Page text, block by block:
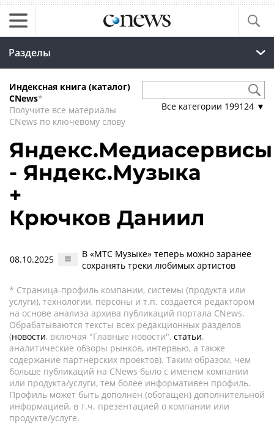
Разделы
Индексная книга (каталог)
CNews*
Получите все материалы
CNews по ключевому слову
Все категории 199124 ▼
Яндекс.Медиасервисы
- Яндекс.Музыка
+
Крючков Даниил
08.10.2025
В «МТС Музыке» теперь можно заранее
сохранять треки любимых артистов
* Страница-профиль компании, системы (продукта или
услуги), технологии, персоны и т.п. создается редактором
на основе анализа архива публикаций портала CNews.
Обрабатываются тексты всех редакционных разделов
(новости, включая "Главные новости", статьи,
аналитические обзоры рынков, интервью, а также
содержание партнёрских проектов). Таким образом, чем
больше публикаций на CNews было с именем компании
или продукта/услуги, тем более информативен профиль.
Профиль может быть дополнен (обогащен) дополнительной
информацией, в т.ч. презентацией о компании или
продукте/услуге.